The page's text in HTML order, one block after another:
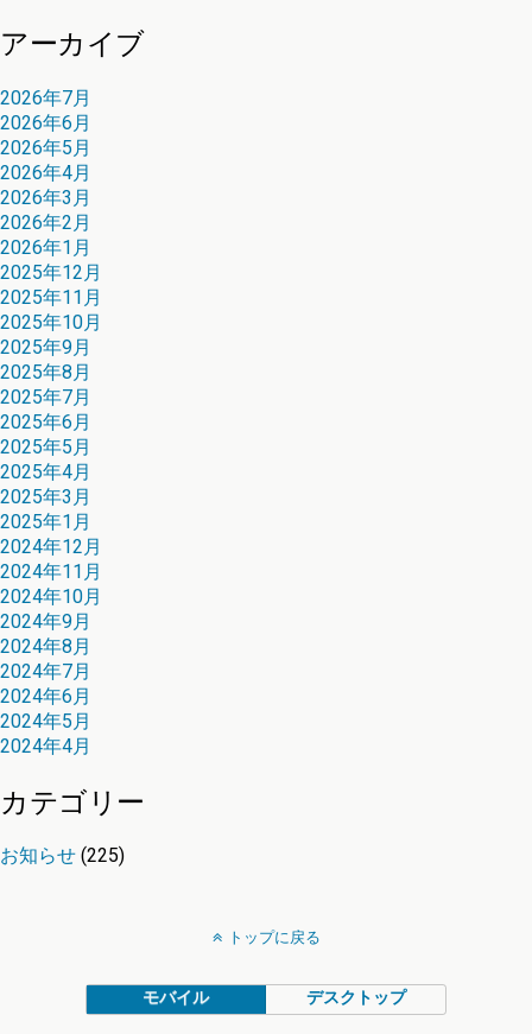
アーカイブ
2026年7月
2026年6月
2026年5月
2026年4月
2026年3月
2026年2月
2026年1月
2025年12月
2025年11月
2025年10月
2025年9月
2025年8月
2025年7月
2025年6月
2025年5月
2025年4月
2025年3月
2025年1月
2024年12月
2024年11月
2024年10月
2024年9月
2024年8月
2024年7月
2024年6月
2024年5月
2024年4月
カテゴリー
お知らせ (225)
トップに戻る
モバイル デスクトップ